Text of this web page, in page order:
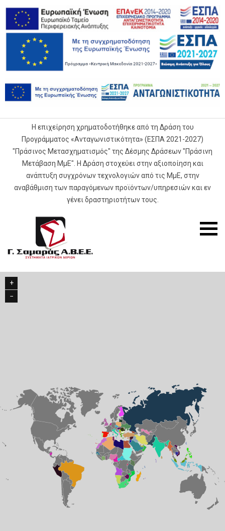
Η επιχείρηση χρηματοδοτήθηκε από τη Δράση του
Προγράμματος «Ανταγωνιστικότητα» (ΕΣΠΑ 2021-2027)
"Πράσινος Μετασχηματισμός" της Δέσμης Δράσεων "Πράσινη
Μετάβαση ΜμΕ". Η Δράση στοχεύει στην αξιοποίηση και
ανάπτυξη συγχρόνων τεχνολογιών από τις ΜμΕ, στην
αναβάθμιση των παραγόμενων προϊόντων/υπηρεσιών και εν
γένει δραστηριοτήτων τους.
Mobile
menu
+
−